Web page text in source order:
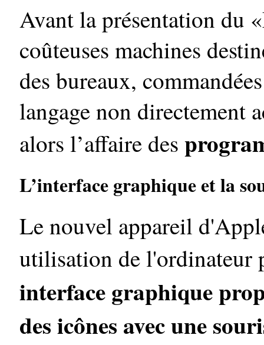
Avant la présentation du
coûteuses machines
des bureaux,
langage non directement
alors l’affaire des
L’interface graphique et la
Le nouvel appareil
utilisation de l'ordinateur
interface graphique
des icônes avec une